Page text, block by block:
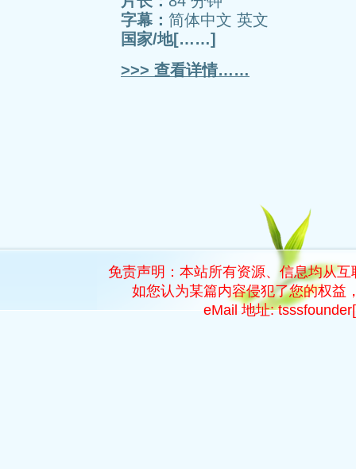
字幕： 简体中文 英文
国家/地[……]
>>> 查看详情……
免责声明：本站所有资源、信息均从
如您认为某篇内容侵犯了您的权益
eMail 地址: